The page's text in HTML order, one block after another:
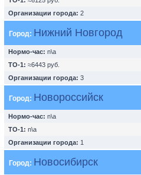
Организации города: 2
Город: Нижний Новгород
Нормо-час: n\a
ТО-1: ≈6443 руб.
Организации города: 3
Город: Новороссийск
Нормо-час: n\a
ТО-1: n\a
Организации города: 1
Город: Новосибирск